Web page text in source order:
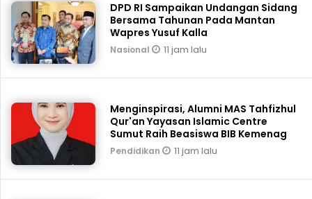
DPD RI Sampaikan Undangan Sidang
Bersama Tahunan Pada Mantan
Wapres Yusuf Kalla
Nasional 11 jam lalu
Menginspirasi, Alumni MAS Tahfizhul
Qur'an Yayasan Islamic Centre
Sumut Raih Beasiswa BIB Kemenag
Pendidikan 11 jam lalu